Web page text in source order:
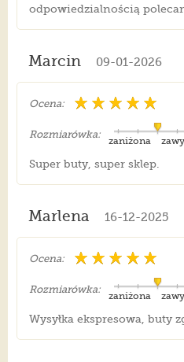
odpowiedzialnością
Marcin 09-01-2026
Ocena:
Rozmiarówka:
zaniżona
Super buty, super sklep.
Marlena 16-12-2025
Ocena:
Rozmiarówka:
zaniżona
Wysyłka ekspresowa, buty